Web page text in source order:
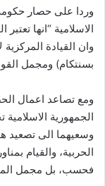
وردا على حصار حكومة
الاسلامية “انها
وان القيادة
بسنتكام) ومجمل القوى
ومع تصاعد اعمال
الجمهورية
وسعيهما الى تصعيد
الحربية، والقيام
فحسب، بل مجمل